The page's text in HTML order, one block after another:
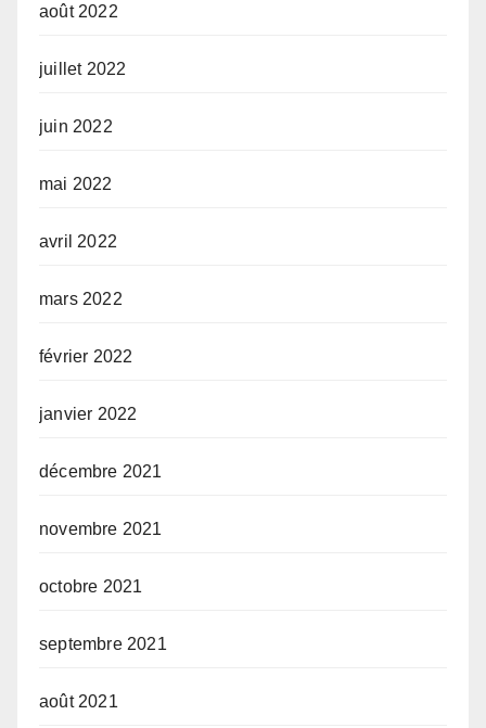
août 2022
juillet 2022
juin 2022
mai 2022
avril 2022
mars 2022
février 2022
janvier 2022
décembre 2021
novembre 2021
octobre 2021
septembre 2021
août 2021